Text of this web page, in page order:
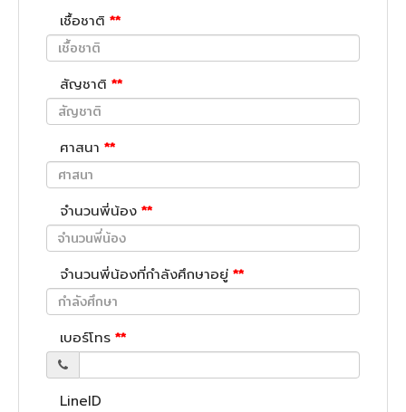
เชื้อชาติ **
สัญชาติ **
ศาสนา **
จำนวนพี่น้อง **
จำนวนพี่น้องที่กำลังศึกษาอยู่ **
เบอร์โทร **
LineID